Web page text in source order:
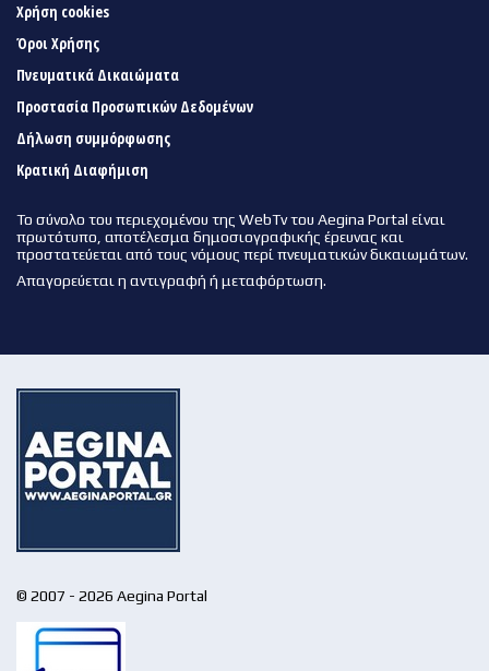
Χρήση cookies
Όροι Χρήσης
Πνευματικά Δικαιώματα
Προστασία Προσωπικών Δεδομένων
Δήλωση συμμόρφωσης
Κρατική Διαφήμιση
Το σύνολο του περιεχομένου της WebTv του Aegina Portal είναι
πρωτότυπο, αποτέλεσμα δημοσιογραφικής έρευνας και
προστατεύεται από τους νόμους περί πνευματικών δικαιωμάτων.
Απαγορεύεται η αντιγραφή ή μεταφόρτωση.
© 2007 - 2026 Aegina Portal